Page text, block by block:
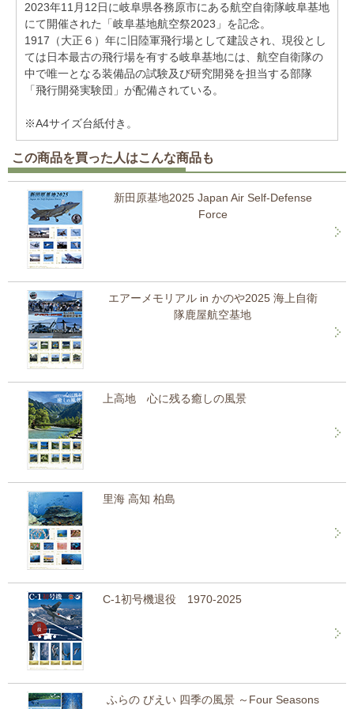
2023年11月12日に岐阜県各務原市にある航空自衛隊岐阜基地
にて開催された「岐阜基地航空祭2023」を記念。
1917（大正６）年に旧陸軍飛行場として建設され、現役とし
ては日本最古の飛行場を有する岐阜基地には、航空自衛隊の
中で唯一となる装備品の試験及び研究開発を担当する部隊
「飛行開発実験団」が配備されている。
※A4サイズ台紙付き。
この商品を買った人はこんな商品も
新田原基地2025 Japan Air Self-Defense
Force
エアーメモリアル in かのや2025 海上自衛
隊鹿屋航空基地
上高地 心に残る癒しの風景
里海 高知 柏島
C-1初号機退役 1970-2025
ふらの びえい 四季の風景 ～Four Seasons